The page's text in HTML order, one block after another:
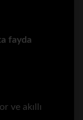
fayda
ve akıllı